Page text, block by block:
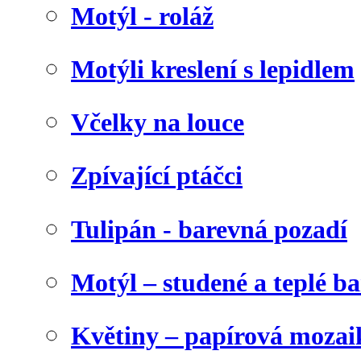
Motýl - roláž
Motýli kreslení s lepidlem
Včelky na louce
Zpívající ptáčci
Tulipán - barevná pozadí
Motýl – studené a teplé
Květiny – papírová